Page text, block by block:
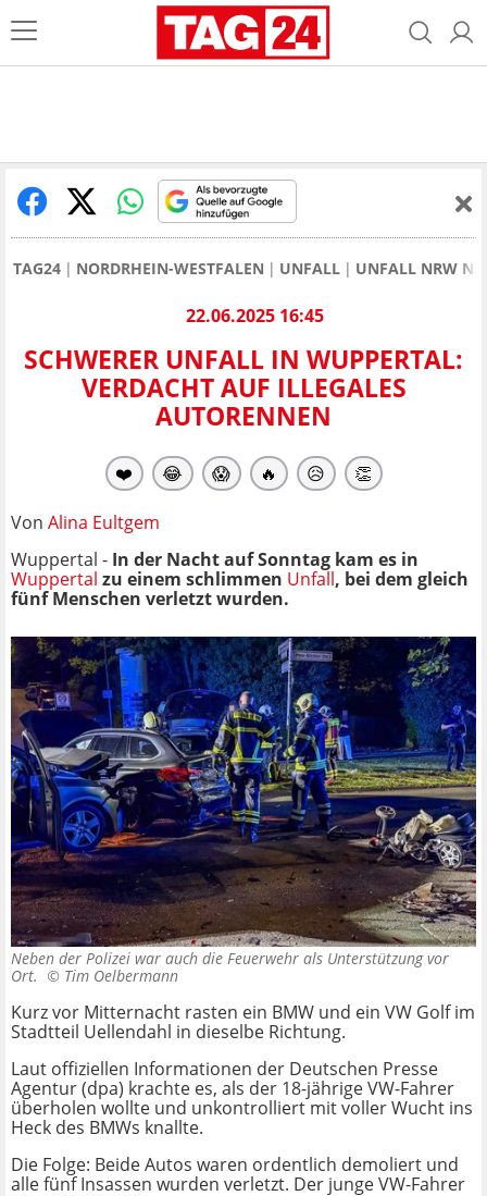
TAG24 NORDRHEIN-WESTFALEN UNFALL UNFALL NRW
22.06.2025 16:45
SCHWERER UNFALL IN WUPPERTAL:
VERDACHT AUF ILLEGALES
AUTORENNEN
❤️ 😂 😱 🔥 😥 👏
Von Alina Eultgem
Wuppertal - In der Nacht auf Sonntag kam es in
Wuppertal zu einem schlimmen Unfall, bei dem gleich
fünf Menschen verletzt wurden.
Neben der Polizei war auch die Feuerwehr als Unterstützung vor
Ort. © Tim Oelbermann
Kurz vor Mitternacht rasten ein BMW und ein VW Golf im
Stadtteil Uellendahl in dieselbe Richtung.
Laut offiziellen Informationen der Deutschen Presse
Agentur (dpa) krachte es, als der 18-jährige VW-Fahrer
überholen wollte und unkontrolliert mit voller Wucht ins
Heck des BMWs knallte.
Die Folge: Beide Autos waren ordentlich demoliert und
alle fünf Insassen wurden verletzt. Der junge VW-Fahrer